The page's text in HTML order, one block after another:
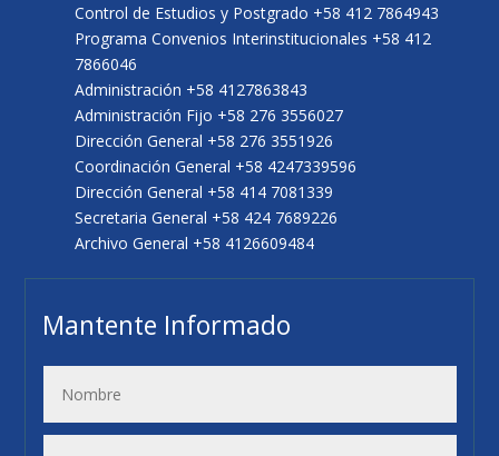
Control de Estudios y Postgrado +58 412 7864943
Programa Convenios Interinstitucionales +58 412
7866046
Administración +58 4127863843
Administración Fijo +58 276 3556027
Dirección General +58 276 3551926
Coordinación General +58 4247339596
Dirección General +58 414 7081339
Secretaria General +58 424 7689226
Archivo General +58 4126609484
Mantente Informado